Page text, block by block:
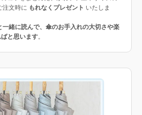
注文時に もれなくプレゼント いたしま
一緒に読んで、傘のお手入れの大切さや楽
と思います。